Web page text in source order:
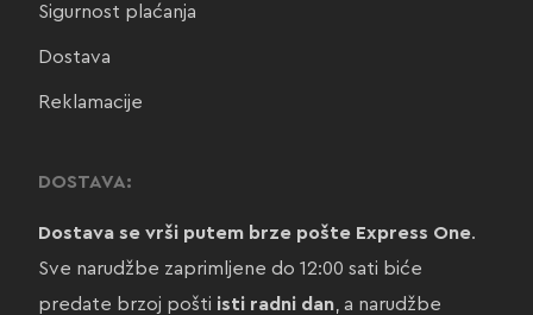
Sigurnost plaćanja
Dostava
Reklamacije
DOSTAVA:
Dostava se vrši putem brze pošte Express One.
Sve narudžbe zaprimljene do 12:00 sati biće
predate brzoj pošti isti radni dan, a narudžbe